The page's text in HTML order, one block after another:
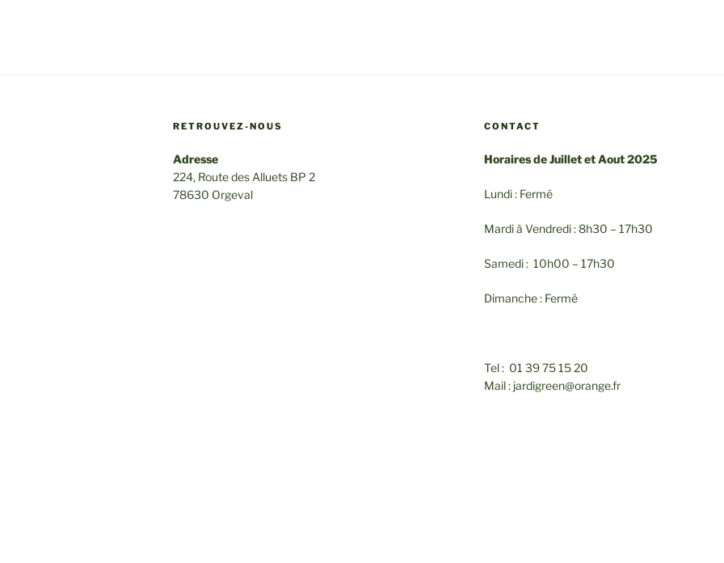
RETROUVEZ-NOUS
Adresse
224, Route des Alluets BP 2
78630 Orgeval
CONTACT
Horaires de Juillet et Aout 2025
Lundi : Fermé
Mardi à Vendredi : 8h30 – 17h30
Samedi : 10h00 – 17h30
Dimanche : Fermé
Tel : 01 39 75 15 20
Mail : jardigreen@orange.fr